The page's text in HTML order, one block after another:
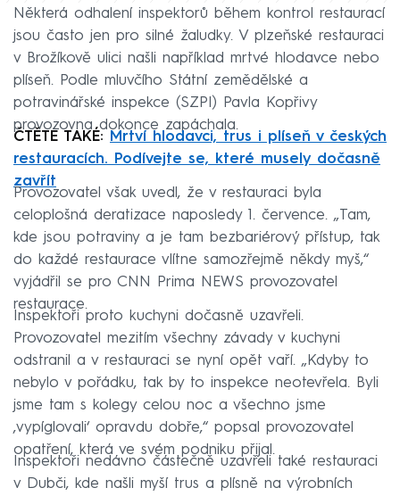
Některá odhalení inspektorů během kontrol restaurací
jsou často jen pro silné žaludky. V plzeňské restauraci
v Brožíkově ulici našli například mrtvé hlodavce nebo
plíseň. Podle mluvčího Státní zemědělské a
potravinářské inspekce (SZPI) Pavla Kopřivy
provozovna dokonce zapáchala.
ČTĚTE TAKÉ:
Mrtví hlodavci, trus i plíseň v českých
restauracích. Podívejte se, které musely dočasně
zavřít
Provozovatel však uvedl, že v restauraci byla
celoplošná deratizace naposledy 1. července. „Tam,
kde jsou potraviny a je tam bezbariérový přístup, tak
do každé restaurace vlítne samozřejmě někdy myš,“
vyjádřil se pro CNN Prima NEWS provozovatel
restaurace.
Inspektoři proto kuchyni dočasně uzavřeli.
Provozovatel mezitím všechny závady v kuchyni
odstranil a v restauraci se nyní opět vaří. „Kdyby to
nebylo v pořádku, tak by to inspekce neotevřela. Byli
jsme tam s kolegy celou noc a všechno jsme
‚vypíglovali‘ opravdu dobře,“ popsal provozovatel
opatření, která ve svém podniku přijal.
Inspektoři nedávno částečně uzavřeli také restauraci
v Dubči, kde našli myší trus a plísně na výrobních